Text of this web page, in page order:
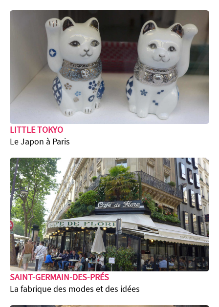
LITTLE TOKYO
Le Japon à Paris
SAINT-GERMAIN-DES-PRÉS
La fabrique des modes et des idées